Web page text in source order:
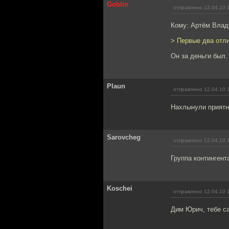
Goblin отправлено 12.04.10
Кому: Артём
> Первые два
Он за деньги был.
Plaun отправлено 12.04.10
Нахлынули
Sarovcheg отправлено 12.04.10
Группа
Koschei отправлено 12.04.10
Дим Юрич, тебе